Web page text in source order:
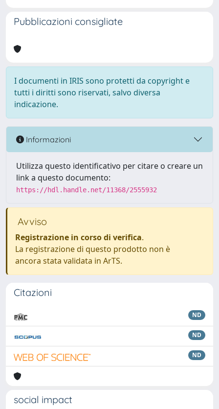
Pubblicazioni consigliate
I documenti in IRIS sono protetti da copyright e
tutti i diritti sono riservati, salvo diversa
indicazione.
Informazioni
Utilizza questo identificativo per citare o creare un
link a questo documento:
https://hdl.handle.net/11368/2555932
Avviso
Registrazione in corso di verifica.
La registrazione di questo prodotto non è
ancora stata validata in ArTS.
Citazioni
ND
ND
ND
social impact